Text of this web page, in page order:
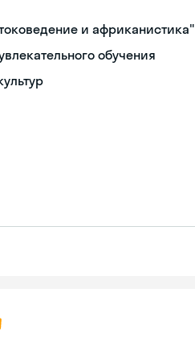
и африканистика"
обучения